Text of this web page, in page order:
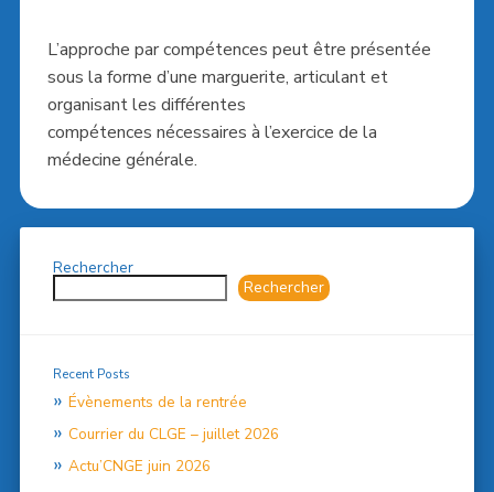
L’approche par compétences peut être présentée
sous la forme d’une marguerite, articulant et
organisant les différentes
compétences nécessaires à l’exercice de la
médecine générale.
Rechercher
Rechercher
Recent Posts
Évènements de la rentrée
Courrier du CLGE – juillet 2026
Actu’CNGE juin 2026